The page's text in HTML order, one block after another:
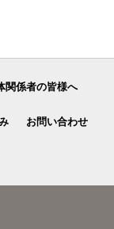
関係者の皆様へ
お問い合わせ